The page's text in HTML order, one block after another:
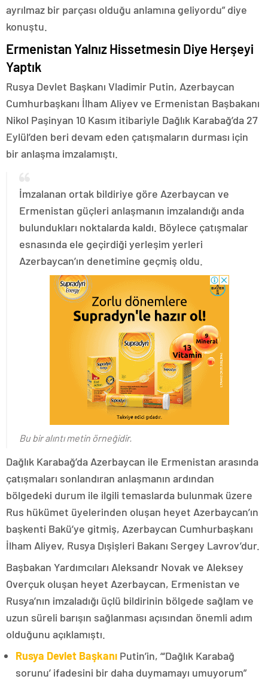
ayrılmaz bir parçası olduğu anlamına geliyordu” diye
konuştu.
Ermenistan Yalnız Hissetmesin Diye Herşeyi
Yaptık
Rusya Devlet Başkanı Vladimir Putin, Azerbaycan
Cumhurbaşkanı İlham Aliyev ve Ermenistan Başbakanı
Nikol Paşinyan 10 Kasım itibariyle Dağlık Karabağ’da 27
Eylül’den beri devam eden çatışmaların durması için
bir anlaşma imzalamıştı.
İmzalanan ortak bildiriye göre Azerbaycan ve
Ermenistan güçleri anlaşmanın imzalandığı anda
bulundukları noktalarda kaldı. Böylece çatışmalar
esnasında ele geçirdiği yerleşim yerleri
Azerbaycan’ın denetimine geçmiş oldu.
Bu bir alıntı metin örneğidir.
Dağlık Karabağ’da Azerbaycan ile Ermenistan arasında
çatışmaları sonlandıran anlaşmanın ardından
bölgedeki durum ile ilgili temaslarda bulunmak üzere
Rus hükümet üyelerinden oluşan heyet Azerbaycan’ın
başkenti Bakü’ye gitmiş, Azerbaycan Cumhurbaşkanı
İlham Aliyev, Rusya Dışişleri Bakanı Sergey Lavrov’dur.
Başbakan Yardımcıları Aleksandr Novak ve Aleksey
Overçuk oluşan heyet Azerbaycan, Ermenistan ve
Rusya’nın imzaladığı üçlü bildirinin bölgede sağlam ve
uzun süreli barışın sağlanması açısından önemli adım
olduğunu açıklamıştı.
Rusya Devlet Başkanı Putin’in, “‘Dağlık Karabağ
sorunu’ ifadesini bir daha duymamayı umuyorum”